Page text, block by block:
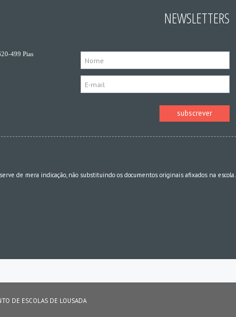
499 Pias
NEWSLETTERS
de mera indicação, não substituindo os documentos originais afixados na escola.
DE ESCOLAS DE LOUSADA